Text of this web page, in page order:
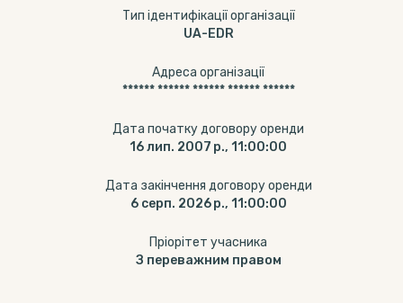
Тип ідентифікації організації
UA-EDR
Адреса організації
****** ****** ****** ****** ******
Дата початку договору оренди
16 лип. 2007 р., 11:00:00
Дата закінчення договору оренди
6 серп. 2026 р., 11:00:00
Пріорітет учасника
З переважним правом